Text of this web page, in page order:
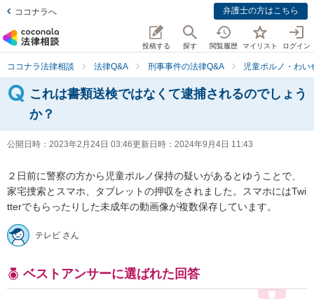
ココナラへ 弁護士の方はこちら
投稿する 探す 閲覧履歴 マイリスト ログイン
ココナラ法律相談 法律Q&A 刑事事件の法律Q&A 児童ポルノ・わ
これは書類送検ではなくて逮捕されるのでしょう
か？
公開日時： 2023年2月24日 03:46更新日時： 2024年9月4日 11:43
２日前に警察の方から児童ポルノ保持の疑いがあるとゆうことで、
家宅捜索とスマホ、タブレットの押収をされました。スマホにはTwi
tterでもらったりした未成年の動画像が複数保存しています。
テレビ さん
ベストアンサーに選ばれた回答